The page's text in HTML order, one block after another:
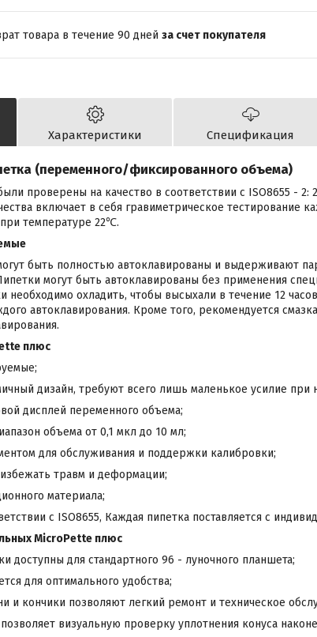
товара в течение 90 дней за счет покупателя
Характеристики Спецификация
(переменного/фиксированного объема)
проверены на качество в соответствии с ISO8655 -
включает в себя гравиметрическое тестирование
температуре 22℃.
быть полностью автоклавированы и выдерживают
могут быть автоклавированы без применения
необходимо охладить, чтобы высыхали в течение 12
автоклавирования. Кроме того, рекомендуется
плюс
дизайн, требуют всего лишь маленькое усилие при
дисплей переменного объема;
объема от 0,1 мкл до 10 мл;
для обслуживания и поддержки калибровки;
травм и деформации;
материала;
с ISO8655, Каждая пипетка поставляется с
MicroPette плюс
доступны для стандартного 96 - луночного планшета;
для оптимального удобства;
кончики позволяют легкий ремонт и техническое
визуальную проверку уплотнения конуса